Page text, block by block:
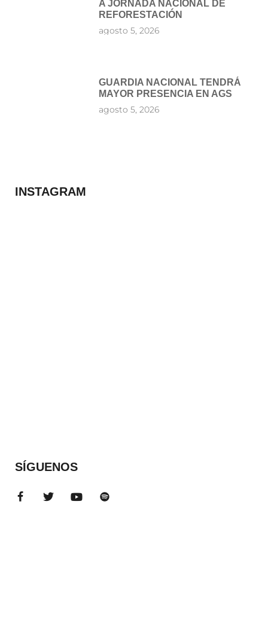
A JORNADA NACIONAL DE
REFORESTACIÓN
agosto 5, 2026
GUARDIA NACIONAL TENDRÁ
MAYOR PRESENCIA EN AGS
agosto 5, 2026
INSTAGRAM
SÍGUENOS